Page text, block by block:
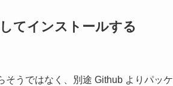
てインストールする
うではなく、別途 Github よりパッケ